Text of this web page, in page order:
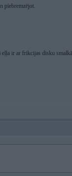
piebremzējot.
eļļa ir ar frikcijas disku